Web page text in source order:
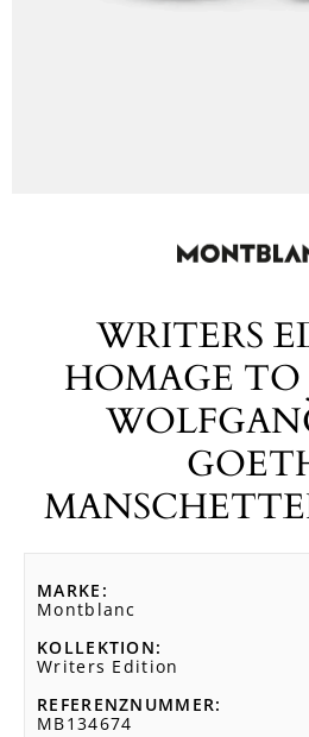
WRITERS
HOMAGE
MARKE
Montblanc
KOLLEKTION
Writers Edition
REFERENZNUMMER
MB134674